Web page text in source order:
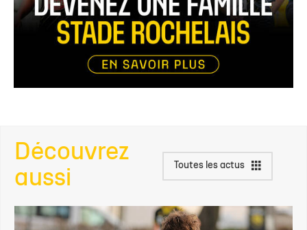
Découvrez
aussi
Toutes les actus